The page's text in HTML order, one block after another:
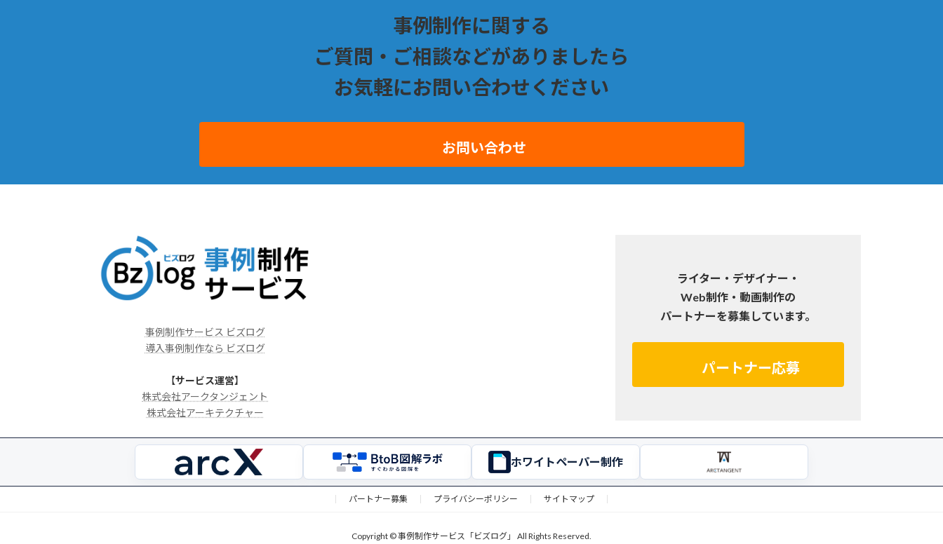
事例制作に関する
ご質問・ご相談などがありましたら
お気軽にお問い合わせください
お問い合わせ
パートナー募集 プライバシーポリシー サイトマップ
事例制作サービス ビズログ
導入事例制作なら ビズログ
【サービス運営】
株式会社アークタンジェント
株式会社アーキテクチャー
ライター・デザイナー・
Web制作・動画制作の
パートナーを募集しています。
パートナー応募
ホワイトペーパー制作
Copyright © 事例制作サービス「ビズログ」 All Rights Reserved.